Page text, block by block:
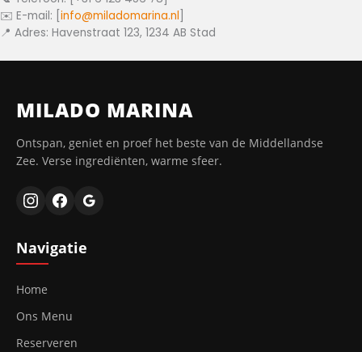
✉️ E-mail: [ info@miladomarina.nl
📍 Adres: Havenstraat 123, 1234 AB Stad
MILADO MARINA
Ontspan, geniet en proef het beste van de Middellandse
Zee. Verse ingrediënten, warme sfeer.
Navigatie
Home
Ons Menu
Reserveren